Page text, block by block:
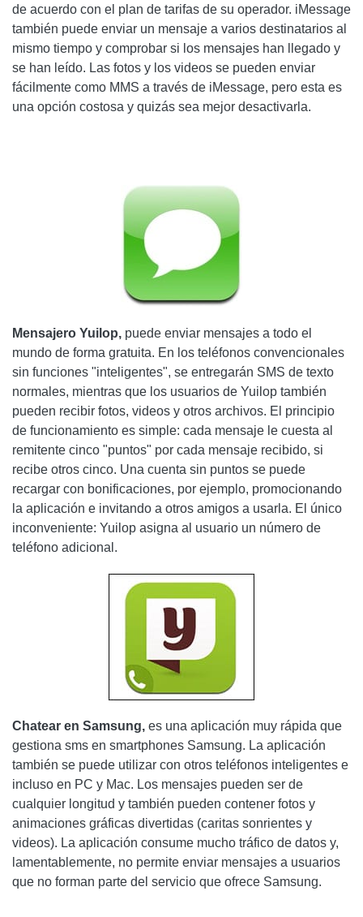
de acuerdo con el plan de tarifas de su operador. iMessage
también puede enviar un mensaje a varios destinatarios al
mismo tiempo y comprobar si los mensajes han llegado y
se han leído. Las fotos y los videos se pueden enviar
fácilmente como MMS a través de iMessage, pero esta es
una opción costosa y quizás sea mejor desactivarla.
Mensajero Yuilop, puede enviar mensajes a todo el
mundo de forma gratuita. En los teléfonos convencionales
sin funciones "inteligentes", se entregarán SMS de texto
normales, mientras que los usuarios de Yuilop también
pueden recibir fotos, videos y otros archivos. El principio
de funcionamiento es simple: cada mensaje le cuesta al
remitente cinco "puntos" por cada mensaje recibido, si
recibe otros cinco. Una cuenta sin puntos se puede
recargar con bonificaciones, por ejemplo, promocionando
la aplicación e invitando a otros amigos a usarla. El único
inconveniente: Yuilop asigna al usuario un número de
teléfono adicional.
Chatear en Samsung, es una aplicación muy rápida que
gestiona sms en smartphones Samsung. La aplicación
también se puede utilizar con otros teléfonos inteligentes e
incluso en PC y Mac. Los mensajes pueden ser de
cualquier longitud y también pueden contener fotos y
animaciones gráficas divertidas (caritas sonrientes y
videos). La aplicación consume mucho tráfico de datos y,
lamentablemente, no permite enviar mensajes a usuarios
que no forman parte del servicio que ofrece Samsung.